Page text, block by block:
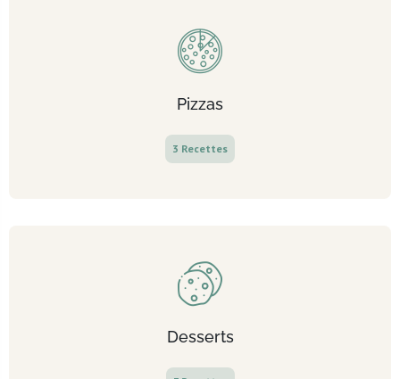
Pizzas
3 Recettes
Desserts